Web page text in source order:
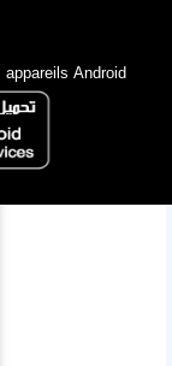
Android